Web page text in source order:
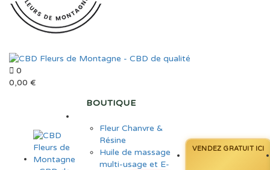
0
0,00 €
BOUTIQUE
Fleur Chanvre &
Résine
Huile de massage
multi-usage et E-
VENDEZ GRATUIT ICI